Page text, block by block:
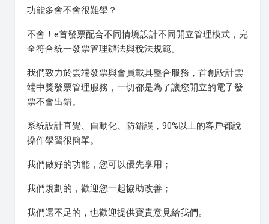
功能多會不會很難學？
不會！e首發票配合不同情境設計不同開立管理模式，完
全符合統一發票管理辦法與稅法規範。
我們致力於雲端發票與會員載具整合服務，首創設計雲
端中獎發票管理服務，一切都是為了讓您開立的電子發
票不會出錯。
系統設計直覺、自動化、防錯誤，90%以上的客戶都說
操作學習很簡單。
我們做好的功能，您可以優先享用；
我們規劃的，歡迎您一起協助改善；
我們還不足的，也歡迎提供寶貴意見給我們。